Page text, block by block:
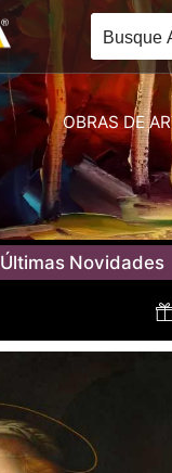
OBRAS DE
Últimas Novidades